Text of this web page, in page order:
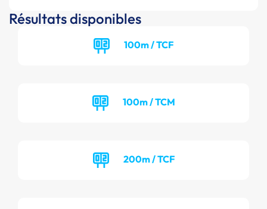
Résultats disponibles
100m / TCF
100m / TCM
200m / TCF